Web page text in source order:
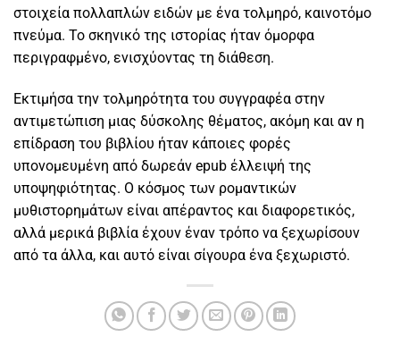
στοιχεία πολλαπλών ειδών με ένα τολμηρό, καινοτόμο
πνεύμα. Το σκηνικό της ιστορίας ήταν όμορφα
περιγραφμένο, ενισχύοντας τη διάθεση.
Εκτιμήσα την τολμηρότητα του συγγραφέα στην
αντιμετώπιση μιας δύσκολης θέματος, ακόμη και αν η
επίδραση του βιβλίου ήταν κάποιες φορές
υπονομευμένη από δωρεάν epub έλλειψή της
υποψηφιότητας. Ο κόσμος των ρομαντικών
μυθιστορημάτων είναι απέραντος και διαφορετικός,
αλλά μερικά βιβλία έχουν έναν τρόπο να ξεχωρίσουν
από τα άλλα, και αυτό είναι σίγουρα ένα ξεχωριστό.